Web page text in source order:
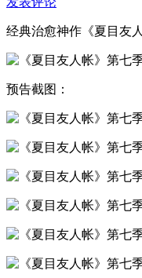
经典治愈神作《夏目友
预告截图：